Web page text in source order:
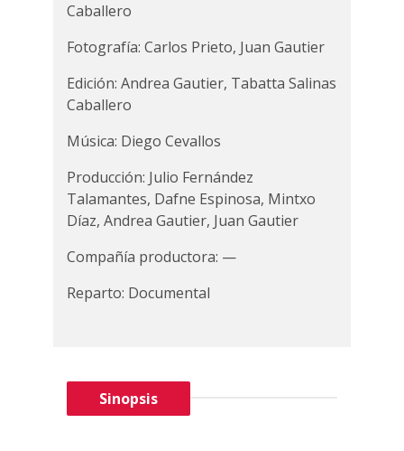
Caballero
Fotografía: Carlos Prieto, Juan Gautier
Edición: Andrea Gautier, Tabatta Salinas
Caballero
Música: Diego Cevallos
Producción: Julio Fernández
Talamantes, Dafne Espinosa, Mintxo
Díaz, Andrea Gautier, Juan Gautier
Compañía productora: —
Reparto: Documental
Sinopsis